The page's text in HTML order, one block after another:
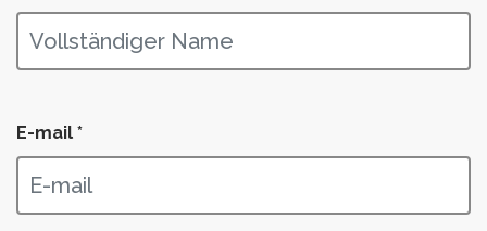
E-mail *